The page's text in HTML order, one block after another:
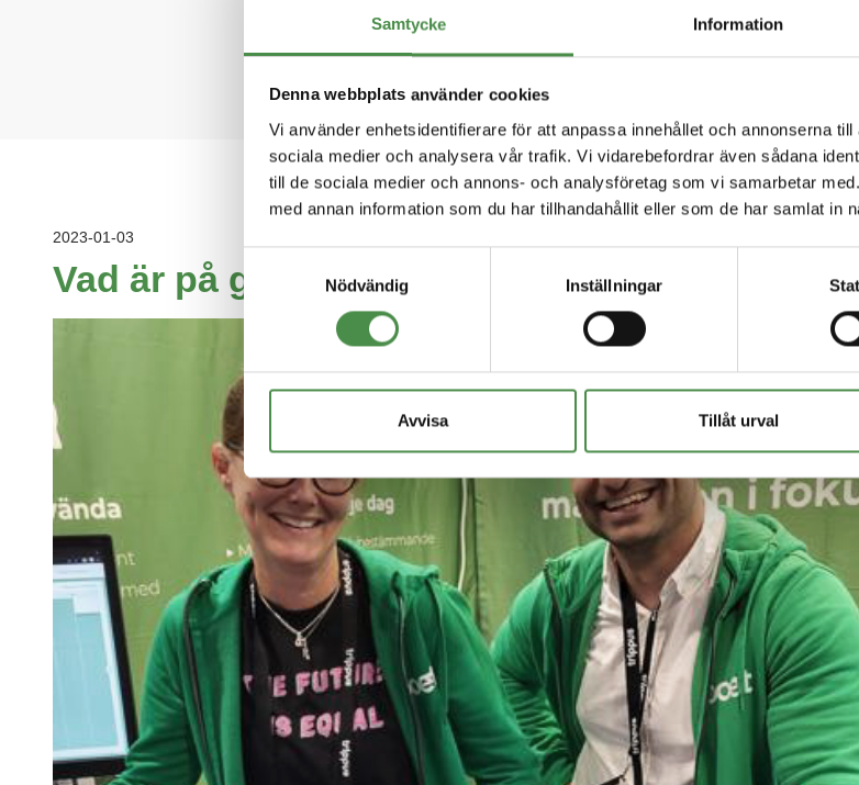
Samtycke Information
Denna webbplats använder cookies
Vi använder enhetsidentifierare för att anpassa innehållet och annonserna
sociala medier och analysera vår trafik. Vi vidarebefordrar även sådana
till de sociala medier och annons- och analysföretag som vi samarbetar
med annan information som du har tillhandahållit eller som de har samlat in
Nödvändig
Inställningar
Avvisa Tillåt urval
Håll dig uppdaterad med de senaste
2023-01-03
Vad är på gång?